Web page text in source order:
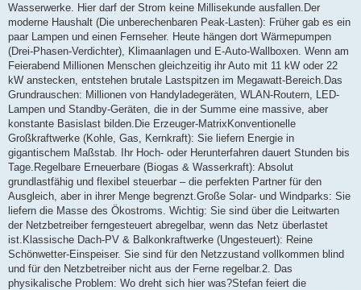
Wasserwerke. Hier darf der Strom keine Millisekunde ausfallen.Der
moderne Haushalt (Die unberechenbaren Peak-Lasten): Früher gab es ein
paar Lampen und einen Fernseher. Heute hängen dort Wärmepumpen
(Drei-Phasen-Verdichter), Klimaanlagen und E-Auto-Wallboxen. Wenn am
Feierabend Millionen Menschen gleichzeitig ihr Auto mit 11 kW oder 22
kW anstecken, entstehen brutale Lastspitzen im Megawatt-Bereich.Das
Grundrauschen: Millionen von Handyladegeräten, WLAN-Routern, LED-
Lampen und Standby-Geräten, die in der Summe eine massive, aber
konstante Basislast bilden.Die Erzeuger-MatrixKonventionelle
Großkraftwerke (Kohle, Gas, Kernkraft): Sie liefern Energie in
gigantischem Maßstab. Ihr Hoch- oder Herunterfahren dauert Stunden bis
Tage.Regelbare Erneuerbare (Biogas & Wasserkraft): Absolut
grundlastfähig und flexibel steuerbar – die perfekten Partner für den
Ausgleich, aber in ihrer Menge begrenzt.Große Solar- und Windparks: Sie
liefern die Masse des Ökostroms. Wichtig: Sie sind über die Leitwarten
der Netzbetreiber ferngesteuert abregelbar, wenn das Netz überlastet
ist.Klassische Dach-PV & Balkonkraftwerke (Ungesteuert): Reine
Schönwetter-Einspeiser. Sie sind für den Netzzustand vollkommen blind
und für den Netzbetreiber nicht aus der Ferne regelbar.2. Das
physikalische Problem: Wo dreht sich hier was?Stefan feiert die